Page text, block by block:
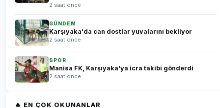
2 saat önce
GÜNDEM
Karşıyaka'da can dostlar yuvalarını bekliyor
2 saat önce
SPOR
Manisa FK, Karşıyaka'ya icra takibi gönderdi
2 saat önce
🔥 EN ÇOK OKUNANLAR